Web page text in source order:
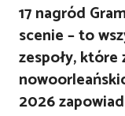
17 nagród
scenie – to
zespoły,
2026